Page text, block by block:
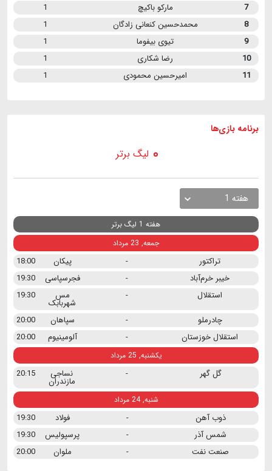
7
مارکو باکیچ
1
8
محمدحسین کنعانی زادگان
1
9
تیوی بیفوما
1
10
رضا شکاری
1
11
امیرحسین محمودی 1
برنامه بازی ها
لیگ برتر
هفته 1
هفته 1 لیگ برتر
جمعه, 23 مرداد
تراکتور - پیکان
18:00
خیبر خرم‌آباد
- فجرسپاسی
19:30
استقلال
- مس
شهربابک
19:30
چادرملو
- سپاهان
20:00
استقلال خوزستان
- آلومینیوم 20:00
یکشنبه, 25 مرداد
گل گهر - نساجی
مازندران
20:15
شنبه, 24 مرداد
ذوب آهن - فولاد
19:30
شمس آذر
- پرسپولیس
19:30
صنعت نفت
- ملوان 20:00